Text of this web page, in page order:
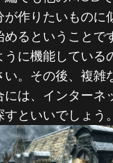
が作りたいものに
めるということで
うに機能している
い。その後、複雑
には、インターネ
といいでしょう。